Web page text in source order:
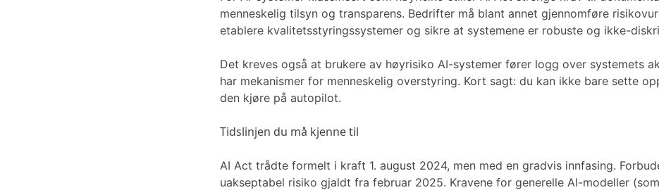
menneskelig tilsyn og transparens. Bedrifter må blant annet gjennomføre
etablere kvalitetsstyringssystemer og sikre at systemene er robuste og ikke-
Det kreves også at brukere av høyrisiko AI-systemer fører logg over systemets
har mekanismer for menneskelig overstyring. Kort sagt: du kan ikke bare sette
den kjøre på autopilot.
Tidslinjen du må kjenne til
AI Act trådte formelt i kraft 1. august 2024, men med en gradvis innfasing.
uakseptabel risiko gjaldt fra februar 2025. Kravene for generelle AI-modeller